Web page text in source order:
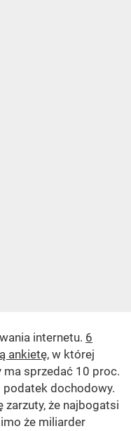
internetu. 6
ankietę, w której
ma sprzedać 10 proc.
podatek dochodowy.
zarzuty, że najbogatsi
że miliarder